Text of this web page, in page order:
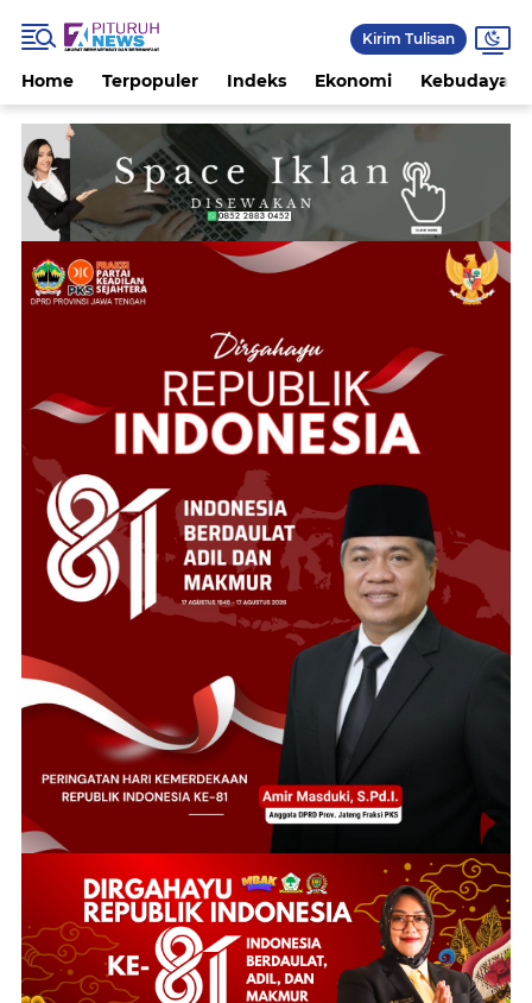
Kirim Tulisan
Home Terpopuler Indeks Ekonomi Kebudayaan